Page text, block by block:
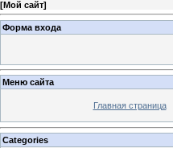
[Мой сайт]
Форма входа
Меню сайта
Главная страница
Categories